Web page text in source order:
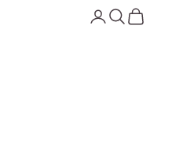
Iniciar sesión
Buscar
Cesta